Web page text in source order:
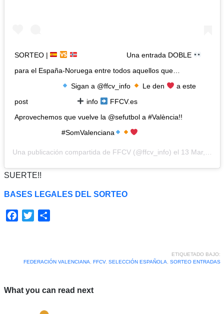
SORTEO |
⠀⠀⠀⠀⠀⠀⠀⠀⠀ Una entrada DOBLE
para el España-Noruega entre todos aquellos que…
Sigan a @ffcv_info Le den
a este
post ⠀⠀⠀⠀⠀⠀⠀⠀⠀
info
FFCV.es ⠀⠀⠀⠀⠀⠀⠀⠀⠀
Aprovechemos que vuelve la @sefutbol a #València!!
⠀⠀⠀⠀⠀⠀⠀⠀⠀ #SomValenciana
Una publicación compartida de FFCV(@ffcv_info) el 13 Mar, 2019 a las 4:23 PDT
SUERTE!!
BASES LEGALES DEL SORTEO
Facebook
Twitter
ETIQUETADO BAJO:
FEDERACIÓN VALENCIANA
FFCV, SELECCIÓN ESPAÑOLA SORTEO ENTRADAS
What you can read next